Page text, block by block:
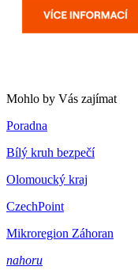
Mohlo by Vás zajímat
Poradna
Bílý kruh bezpečí
Olomoucký kraj
CzechPoint
Mikroregion Záhoran
nahoru